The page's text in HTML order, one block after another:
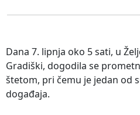
Dana 7. lipnja oko 5 sati, u
Gradiški, dogodila se
štetom, pri čemu je jedan od
događaja.